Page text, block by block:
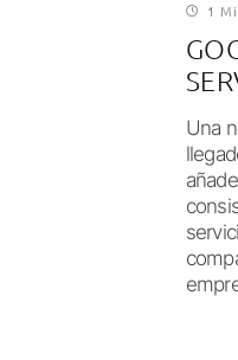
1
Una